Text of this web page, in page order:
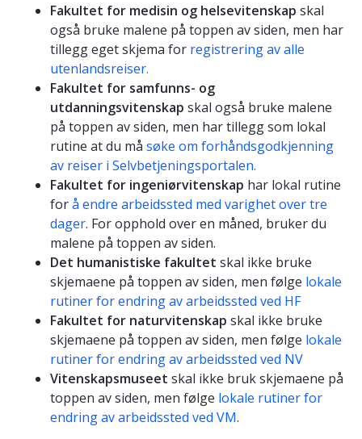
Fakultet for medisin og helsevitenskap skal
også bruke malene på toppen av siden, men har
tillegg eget skjema for registrering av alle
utenlandsreiser.
Fakultet for samfunns- og
utdanningsvitenskap skal også bruke malene
på toppen av siden, men har tillegg som lokal
rutine at du må søke om forhåndsgodkjenning
av reiser i Selvbetjeningsportalen.
Fakultet for ingeniørvitenskap har lokal rutine
forå endre arbeidssted med varighet over tre
dager. For opphold over en måned, bruker du
malene på toppen av siden.
Det humanistiske fakultet skal ikke bruke
skjemaene på toppen av siden, men følge lokale
rutiner for endring av arbeidssted ved HF
Fakultet for naturvitenskap skal ikke bruke
skjemaene på toppen av siden, men følge lokale
rutiner for endring av arbeidssted ved NV
Vitenskapsmuseet skal ikke bruk skjemaene på
toppen av siden, men følge lokale rutiner for
endring av arbeidssted ved VM.